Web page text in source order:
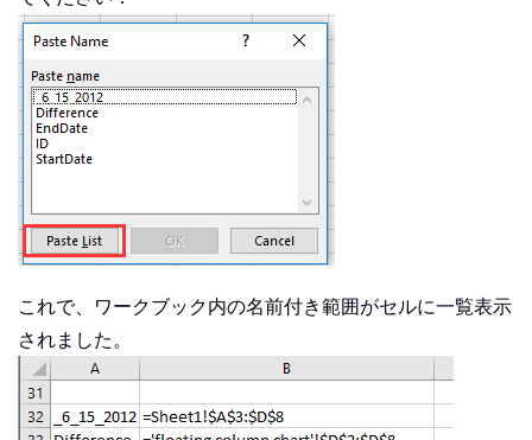
これで、ワークブック内の名前付き範囲がセルに一覧表示
されました。